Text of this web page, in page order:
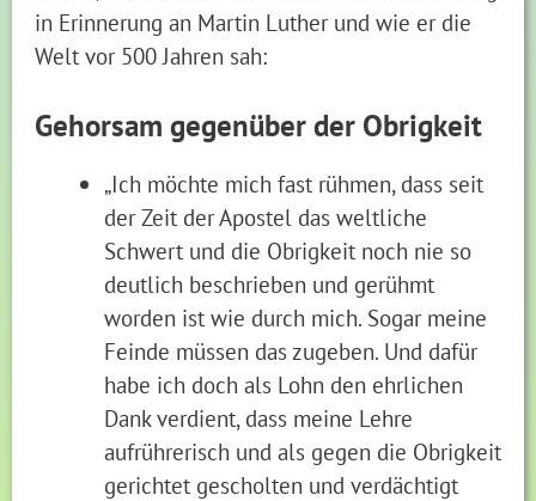
in Erinnerung an Martin Luther und wie er die
Welt vor 500 Jahren sah:
Gehorsam gegenüber der Obrigkeit
„Ich möchte mich fast rühmen, dass seit
der Zeit der Apostel das weltliche
Schwert und die Obrigkeit noch nie so
deutlich beschrieben und gerühmt
worden ist wie durch mich. Sogar meine
Feinde müssen das zugeben. Und dafür
habe ich doch als Lohn den ehrlichen
Dank verdient, dass meine Lehre
aufrührerisch und als gegen die Obrigkeit
gerichtet gescholten und verdächtigt